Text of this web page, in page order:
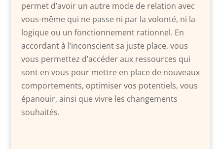
permet d’avoir un autre mode de relation avec
vous-même qui ne passe ni par la volonté, ni la
logique ou un fonctionnement rationnel. En
accordant à l’inconscient sa juste place, vous
vous permettez d’accéder aux ressources qui
sont en vous pour mettre en place de nouveaux
comportements, optimiser vos potentiels, vous
épanouir, ainsi que vivre les changements
souhaités.